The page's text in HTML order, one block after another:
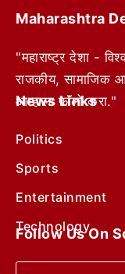
Maharashtra
"महाराष्ट्र देशा -
राजकीय, सामाजिक
आम्हाला फॉलो करा."
News Links
Politics
Sports
Entertainment
Technology
Follow Us On